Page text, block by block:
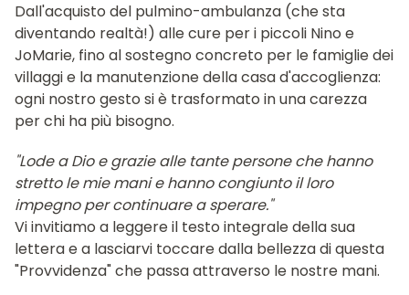
Dall'acquisto del pulmino-ambulanza (che sta
diventando realtà!) alle cure per i piccoli Nino e
JoMarie, fino al sostegno concreto per le famiglie dei
villaggi e la manutenzione della casa d'accoglienza:
ogni nostro gesto si è trasformato in una carezza
per chi ha più bisogno.
"Lode a Dio e grazie alle tante persone che hanno
stretto le mie mani e hanno congiunto il loro
impegno per continuare a sperare."
Vi invitiamo a leggere il testo integrale della sua
lettera e a lasciarvi toccare dalla bellezza di questa
"Provvidenza" che passa attraverso le nostre mani.